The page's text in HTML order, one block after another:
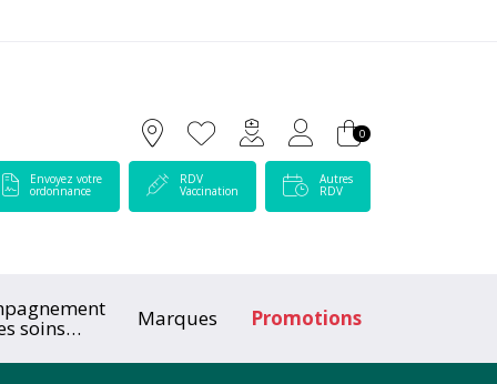
0
Envoyez votre
ordonnance
RDV
Vaccination
Autres
RDV
soins Marques Promotions